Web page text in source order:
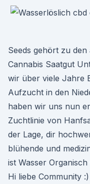
Seeds gehört zu
Cannabis Saatgut
wir über viele Jahre
Aufzucht in den
haben wir uns nun
Zuchtlinie von
der Lage, dir
blühende und
ist Wasser
Hi liebe Community